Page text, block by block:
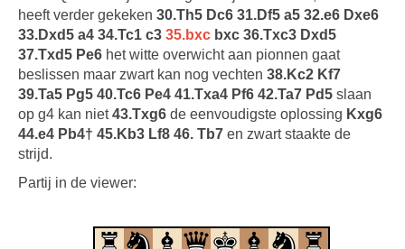
heeft verder gekeken 30.Th5 Dc6 31.Df5 a5 32.e6 Dxe6
33.Dxd5 a4 34.Tc1 c3 35.bxc bxc 36.Txc3 Dxd5
37.Txd5 Pe6 het witte overwicht aan pionnen gaat
beslissen maar zwart kan nog vechten 38.Kc2 Kf7
39.Ta5 Pg5 40.Tc6 Pe4 41.Txa4 Pf6 42.Ta7 Pd5 slaan
op g4 kan niet43.Txg6 de eenvoudigste oplossing Kxg6
44.e4 Pb4† 45.Kb3 Lf8 46. Tb7 en zwart staakte de
strijd.
Partij in de viewer: